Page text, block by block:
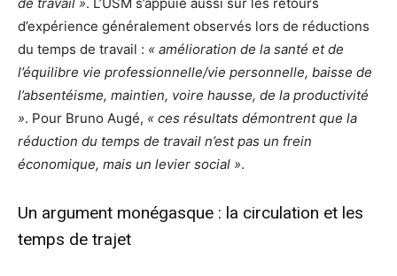
d’expérience généralement observés lors de réductions
du temps de travail : « amélioration de la santé et de
l’équilibre vie professionnelle/vie personnelle, baisse de
l’absentéisme, maintien, voire hausse, de la productivité
». Pour Bruno Augé, « ces résultats démontrent que la
réduction du temps de travail n’est pas un frein
économique, mais un levier social ».
Un argument monégasque : la circulation et les
temps de trajet